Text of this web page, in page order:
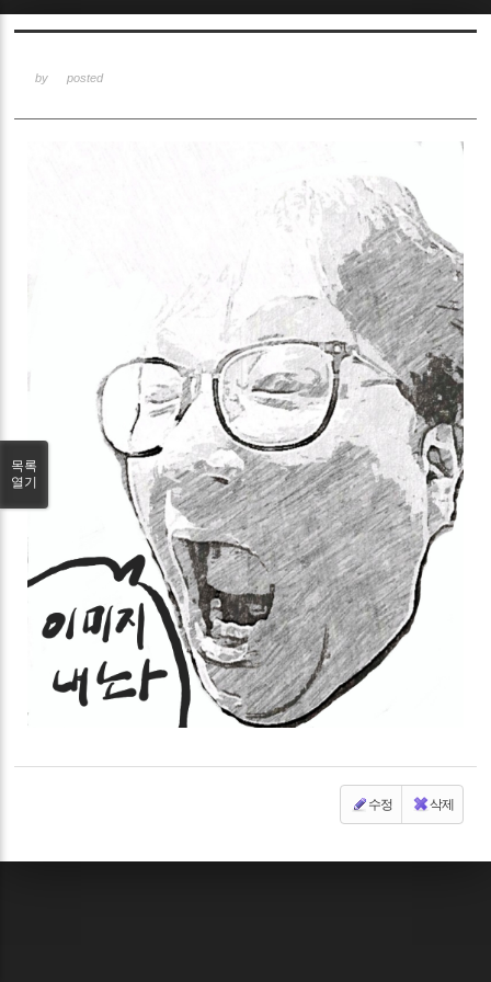
by posted
수정 삭제
목록
열기
Sketchbook5, 스케치북5
Sketchbook5, 스케치북5